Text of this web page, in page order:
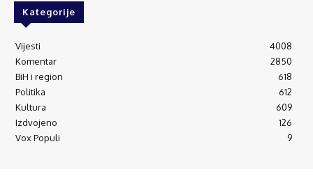
Kategorije
Vijesti
4008
Komentar
2850
BiH i region
618
Politika
612
Kultura
609
Izdvojeno
126
Vox Populi
9